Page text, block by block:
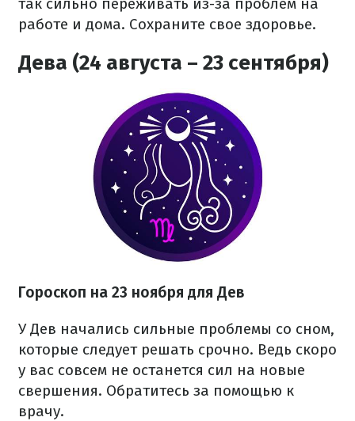
работе и дома. Сохраните свое здоровье.
Дева (24 августа – 23 сентября)
Гороскоп на 23 ноября для Дев
У Дев начались сильные проблемы со сном,
которые следует решать срочно. Ведь скоро
у вас совсем не останется сил на новые
свершения. Обратитесь за помощью к
врачу.